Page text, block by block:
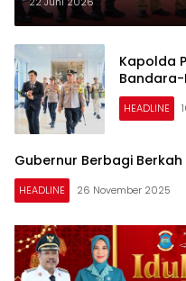
Kapolda
HEADLINE
Gubernur Berbagi Berkah
HEADLINE 26 November 2025